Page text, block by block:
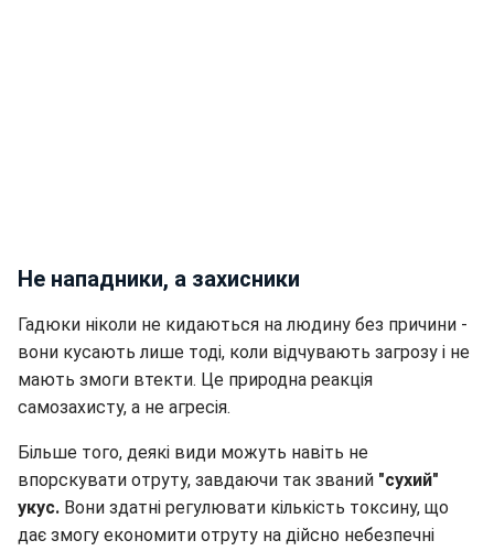
Не нападники, а захисники
Гадюки ніколи не кидаються на людину без причини -
вони кусають лише тоді, коли відчувають загрозу і не
мають змоги втекти. Це природна реакція
самозахисту, а не агресія.
Більше того, деякі види можуть навіть не
впорскувати отруту, завдаючи так званий "сухий"
укус. Вони здатні регулювати кількість токсину, що
дає змогу економити отруту на дійсно небезпечні